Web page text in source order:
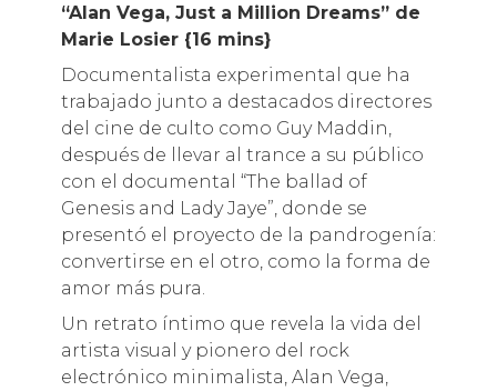
“Alan Vega, Just a Million Dreams” de
Marie Losier {16 mins}
Documentalista experimental que ha
trabajado junto a destacados directores
del cine de culto como Guy Maddin,
después de llevar al trance a su público
con el documental “The ballad of
Genesis and Lady Jaye”, donde se
presentó el proyecto de la pandrogenía:
convertirse en el otro, como la forma de
amor más pura.
Un retrato íntimo que revela la vida del
artista visual y pionero del rock
electrónico minimalista, Alan Vega,